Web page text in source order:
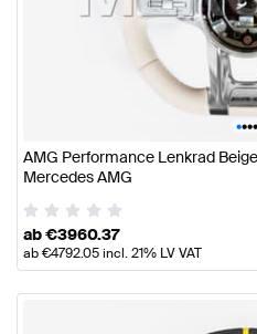
••••
AMG Performance Lenkrad
Mercedes AMG
ab€3960.37
ab€4792.05incl. 21% LV VAT